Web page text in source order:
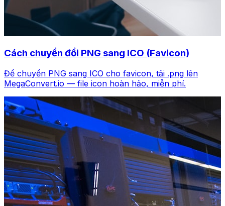
Cách chuyển đổi PNG sang ICO (Favicon)
Để chuyển PNG sang ICO cho favicon, tải .png lên
MegaConvert.io — file icon hoàn hảo, miễn phí.